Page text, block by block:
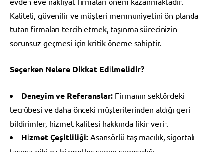
Kaliteli, güvenilir ve müşteri memnuniyetini ön planda
tutan firmaları tercih etmek, taşınma sürecinizin
sorunsuz geçmesi için kritik öneme sahiptir.
Seçerken Nelere Dikkat Edilmelidir?
Deneyim ve Referanslar: Firmanın sektördeki
tecrübesi ve daha önceki müşterilerinden aldığı geri
bildirimler, hizmet kalitesi hakkında fikir verir.
Hizmet Çeşitliliği: Asansörlü taşımacılık, sigortalı